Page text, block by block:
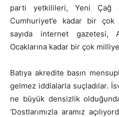
parti yetkilileri, Yeni Çağ
Cumhuriyet’e kadar bir
sayıda internet gazetesi,
Ocaklarına kadar bir çok
Batıya akredite basın
gelmez iddialarla suçladılar.
ne büyük densizlik
‘Dostlarımızla aramız